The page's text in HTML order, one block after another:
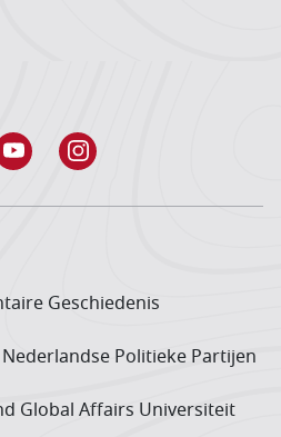
Geschiedenis
Politieke Partijen
Global Affairs Universiteit